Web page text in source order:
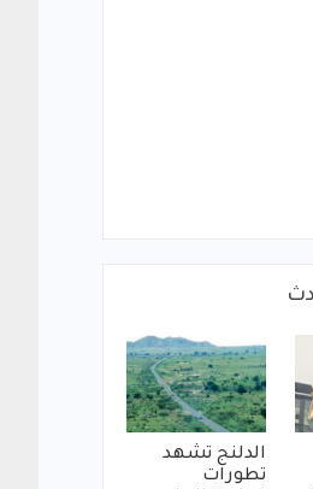
الدلنج تشهد
تطورات